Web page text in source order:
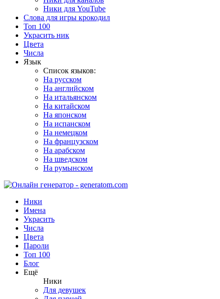
Ники для YouTube
Слова для игры крокодил
Топ 100
Украсить ник
Цвета
Числа
Язык
Список языков:
На русском
На английском
На итальянском
На китайском
На японском
На испанском
На немецком
На французском
На арабском
На шведском
На румынском
Ники
Имена
Украсить
Числа
Цвета
Пароли
Топ 100
Блог
Ещё
Ники
Для девушек